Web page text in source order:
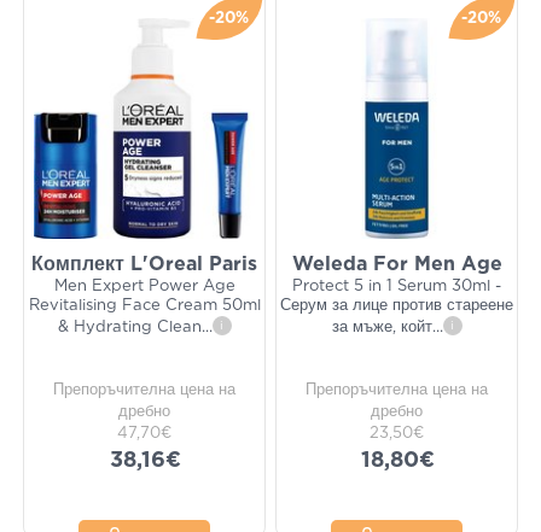
-20%
Комплект L'Oreal Paris
Men Expert Power Age
Revitalising Face Cream 50ml
& Hydrating Clean... i
Препоръчителна цена на
дребно
47,70€
38,16€
-20%
Weleda For Men Age
Protect 5 in 1 Serum 30ml -
Серум за лице против стареене
за мъже, койт... i
Препоръчителна цена на
дребно
23,50€
18,80€